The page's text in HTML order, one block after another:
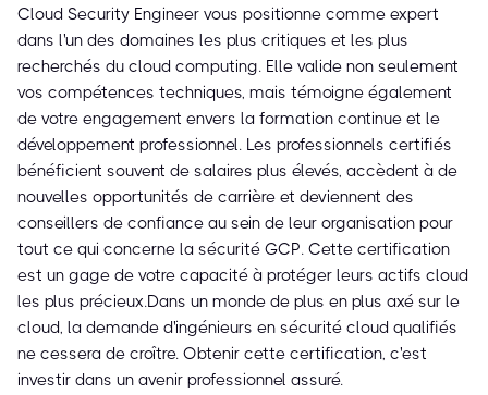
Cloud Security Engineer vous positionne comme expert
dans l'un des domaines les plus critiques et les plus
recherchés du cloud computing. Elle valide non seulement
vos compétences techniques, mais témoigne également
de votre engagement envers la formation continue et le
développement professionnel. Les professionnels certifiés
bénéficient souvent de salaires plus élevés, accèdent à de
nouvelles opportunités de carrière et deviennent des
conseillers de confiance au sein de leur organisation pour
tout ce qui concerne la sécurité GCP. Cette certification
est un gage de votre capacité à protéger leurs actifs cloud
les plus précieux.Dans un monde de plus en plus axé sur le
cloud, la demande d'ingénieurs en sécurité cloud qualifiés
ne cessera de croître. Obtenir cette certification, c'est
investir dans un avenir professionnel assuré.